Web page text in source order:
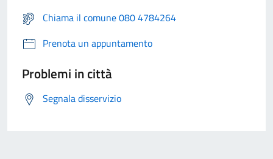
Chiama il comune 080 4784264
Prenota un appuntamento
Problemi in città
Segnala disservizio